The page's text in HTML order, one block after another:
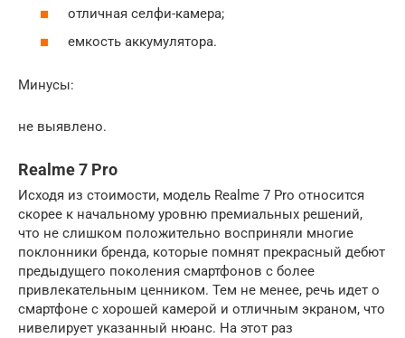
отличная селфи-камера;
емкость аккумулятора.
Минусы:
не выявлено.
Realme 7 Pro
Исходя из стоимости, модель Realme 7 Pro относится
скорее к начальному уровню премиальных решений,
что не слишком положительно восприняли многие
поклонники бренда, которые помнят прекрасный дебют
предыдущего поколения смартфонов с более
привлекательным ценником. Тем не менее, речь идет о
смартфоне с хорошей камерой и отличным экраном, что
нивелирует указанный нюанс. На этот раз